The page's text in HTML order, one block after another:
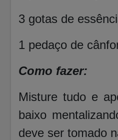
3 gotas de
1 pedaço de
Como fazer:
Misture tudo e
baixo
deve ser tomado